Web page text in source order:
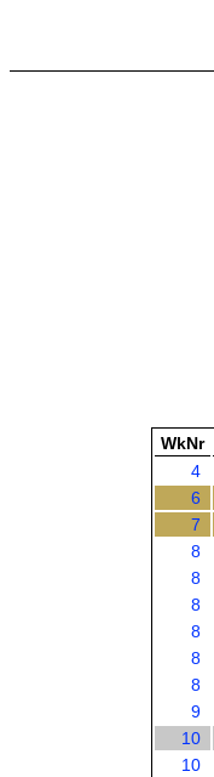
WkNr
4
6
7
8
8
8
8
8
8
9
10
10